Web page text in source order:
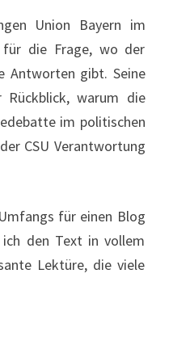
Union Bayern im
für die Frage, wo der
Antworten gibt. Seine
Rückblick, warum die
im politischen
CSU Verantwortung
für einen Blog
den Text in vollem
Lektüre, die viele